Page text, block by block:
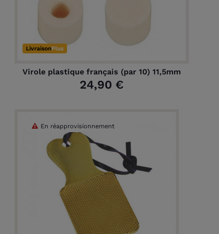
LivraisonPlus
Virole plastique français (par 10) 11,5mm
24,90 €
En réapprovisionnement